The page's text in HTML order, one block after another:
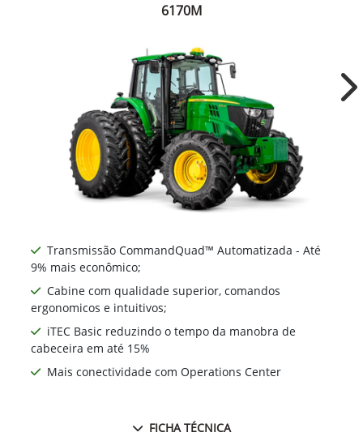
6170M
Transmissão CommandQuad™ Automatizada - Até
9% mais econômico;
Cabine com qualidade superior, comandos
ergonomicos e intuitivos;
iTEC Basic reduzindo o tempo da manobra de
cabeceira em até 15%
Mais conectividade com Operations Center
FICHA TÉCNICA